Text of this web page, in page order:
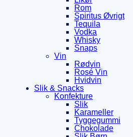
Rom
Spiritus Øvrigt
Tequila
Vodka
Whisky
Snaps
Vin
Rødvin
Rosé Vin
Hvidvin
Slik & Snacks
Konfekture
Slik
Karameller
Tyggegummi
Chokolade